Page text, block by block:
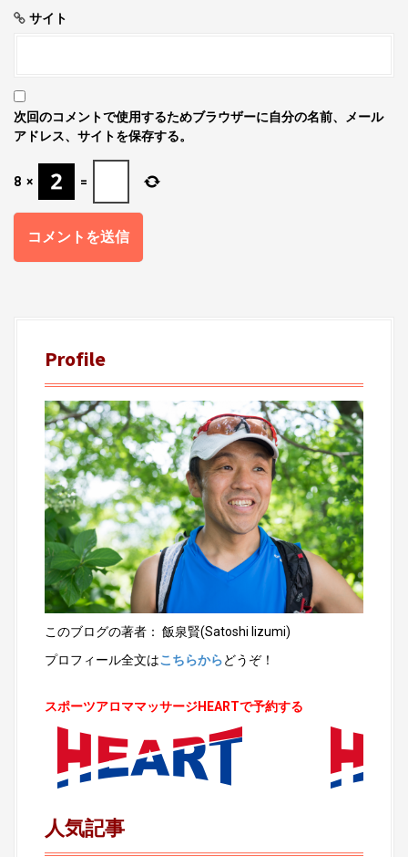
サイト
次回のコメントで使用するためブラウザーに自分の名前、メール
アドレス、サイトを保存する。
8 × =
Profile
このブログの著者： 飯泉賢(Satoshi Iizumi)
プロフィール全文はこちらからどうぞ！
スポーツアロママッサージHEARTで予約する
人気記事